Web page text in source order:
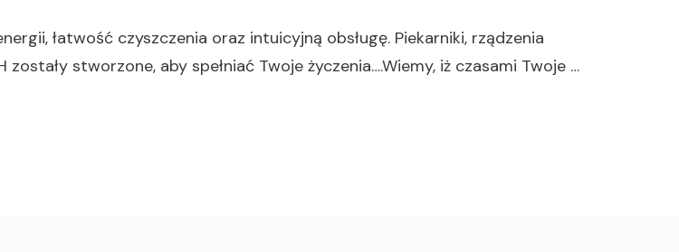
łatwość czyszczenia oraz intuicyjną obsługę. Piekarniki, rządzenia
stworzone, aby spełniać Twoje życzenia….Wiemy, iż czasami Twoje …